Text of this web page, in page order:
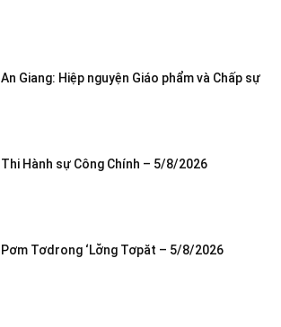
An Giang: Hiệp nguyện Giáo phẩm và Chấp sự
Thi Hành sự Công Chính – 5/8/2026
Pơm Tơdrong ‘Lơ̆ng Tơpăt – 5/8/2026